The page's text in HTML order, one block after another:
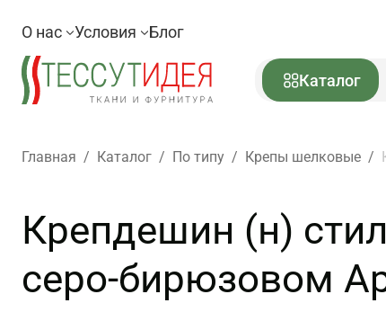
О нас Условия Блог
Каталог
Главная / Каталог / По типу / Крепы шелковые /
Крепдешин (н)
серо-бирюзовом